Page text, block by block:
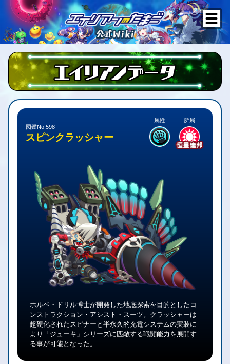
図鑑No.598
スピンクラッシャー
属性 所属
ホルベ・ドリル博士が開発した地底探索を目的としたコ
ンストラクション・アシスト・スーツ。クラッシャーは
超硬化されたスピナーと半永久的充電システムの実装に
より「ジューキ」シリーズに匹敵する戦闘能力を展開す
る事が可能となった。